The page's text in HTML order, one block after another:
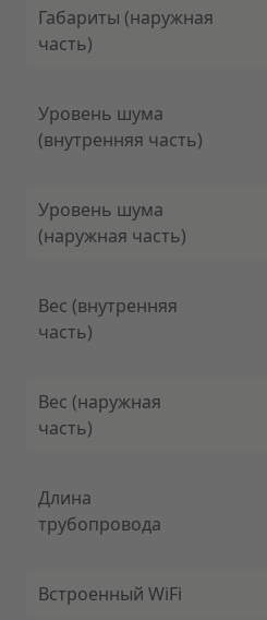
Габариты (наружная
часть)
Уровень шума
(внутренняя часть)
Уровень шума
(наружная часть)
Вес (внутренняя
часть)
Вес (наружная
часть)
Длина
трубопровода
Встроенный WiFi